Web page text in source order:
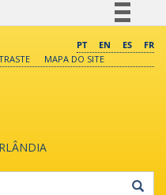
Comunica BR
PT EN ES
FR
MAPA DO SITE